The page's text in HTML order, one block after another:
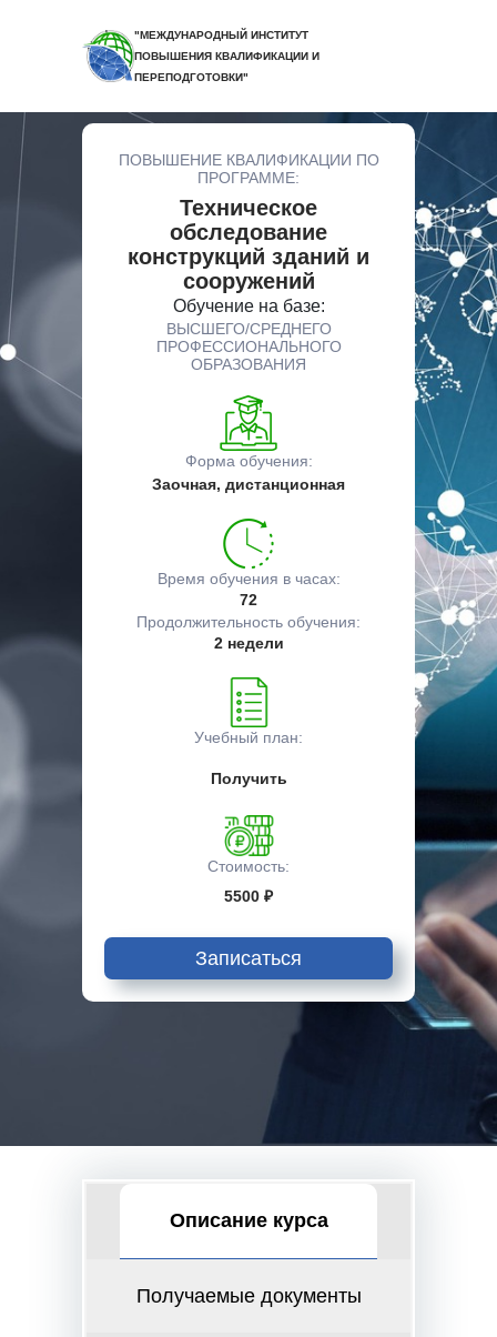
"МЕЖДУНАРОДНЫЙ ИНСТИТУТ
ПОВЫШЕНИЯ КВАЛИФИКАЦИИ И
ПЕРЕПОДГОТОВКИ"
ПОВЫШЕНИЕ КВАЛИФИКАЦИИ ПО
ПРОГРАММЕ:
Техническое
обследование
конструкций зданий и
сооружений
Обучение на базе:
ВЫСШЕГО/СРЕДНЕГО
ПРОФЕССИОНАЛЬНОГО
ОБРАЗОВАНИЯ
Форма обучения:
Заочная, дистанционная
Время обучения в часах:
72
Продолжительность обучения:
2 недели
Учебный план:
Получить
Стоимость:
5500 ₽
Записаться
Описание курса
Получаемые документы